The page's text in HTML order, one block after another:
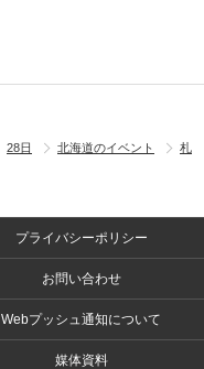
28日 北海道のイベント
札
プライバシーポリシー
お問い合わせ
Webプッシュ通知について
媒体資料